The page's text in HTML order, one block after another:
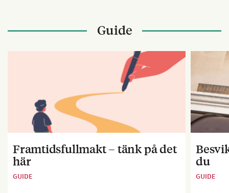
Guide
Framtidsfullmakt – tänk på det
här
GUIDE
du
GUIDE